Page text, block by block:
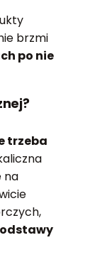
brzmi
po nie
trzeba
na